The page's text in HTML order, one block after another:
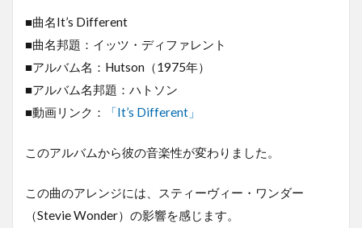
■曲名It’s Different
■曲名邦題：イッツ・ディファレント
■アルバム名：Hutson（1975年）
■アルバム名邦題：ハトソン
■動画リンク：
「It’s Different」
このアルバムから彼の音楽性が変わりました。
この曲のアレンジには、スティーヴィー・ワンダー
（Stevie Wonder）の影響を感じます。